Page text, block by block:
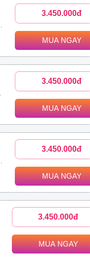
3.450.000đ
MUA NGAY
3.450.000đ
MUA NGAY
3.450.000đ
MUA NGAY
3.450.000đ
MUA NGAY